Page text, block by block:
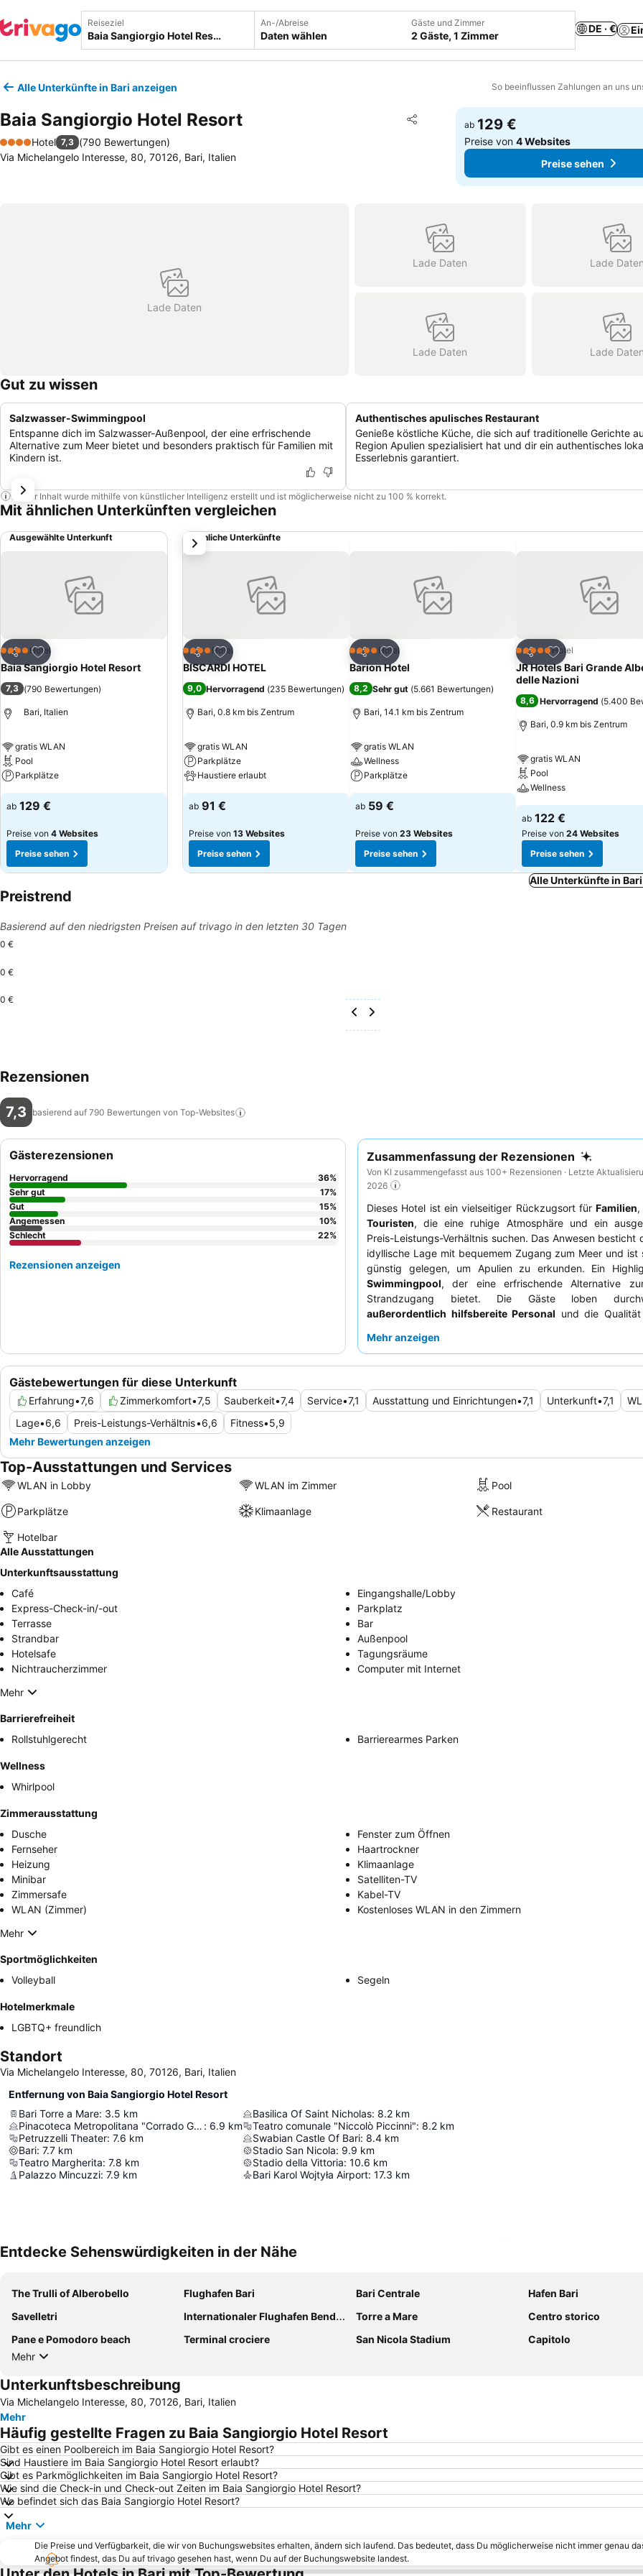
Reiseziel An-/Abreise
Daten wählen
Gäste und Zimmer
2 Gäste, 1 Zimmer
DE · €
Alle Unterkünfte in Bari anzeigen So beeinflussen Zahlungen an uns
Baia Sangiorgio Hotel Resort Teilen
Zu Favoriten hinzufügen
4 Sterne
Hotel 7,3 (790 Bewertungen)
Via Michelangelo Interesse, 80, 70126, Bari, Italien
ab 129 €
Preise von4 Websites
Preise sehen
Lade Daten
Lade Daten Lade Daten
Lade Daten Lade Daten
Gut zu wissen
Salzwasser-Swimmingpool
Entspanne dich im Salzwasser-Außenpool, der eine erfrischende
Alternative zum Meer bietet und besonders praktisch für Familien mit
Kindern ist.
Authentisches apulisches Restaurant
Genieße köstliche Küche, die sich auf traditionelle Gerichte
Region Apulien spezialisiert hat und dir ein authentisches
Esserlebnis garantiert.
Dieser Inhalt wurde mithilfe von künstlicher Intelligenz erstellt und ist möglicherweise nicht zu 100 % korrekt.
Mit ähnlichen Unterkünften vergleichen
Ausgewählte Unterkunft
Teilen
Zu Favoriten hinzufügen
4 SterneHotel
Baia Sangiorgio Hotel Resort
7,3 (790 Bewertungen)
Bari, Italien
gratis WLAN
Pool
Parkplätze
ab 129 €
Preise von 4 Websites
Preise sehen
Ähnliche Unterkünfte
Teilen
Zu Favoriten hinzufügen
4 SterneHotel
BISCARDI HOTEL
9,0 Hervorragend (235 Bewertungen)
Bari, 0.8 km bis Zentrum
gratis WLAN
Parkplätze
Haustiere erlaubt
ab 91 €
Preise von 13 Websites
Preise sehen
Teilen
Zu Favoriten hinzufügen
4 SterneHotel
Barion Hotel
8,2 Sehr gut (5.661 Bewertungen)
Bari, 14.1 km bis Zentrum
gratis WLAN
Wellness
Parkplätze
ab 59 €
Preise von 23 Websites
Preise sehen
Teilen
Zu Favoriten
5 Sterne Hotel
JR Hotels Bari Grande
delle Nazioni
8,6 Hervorragend (5.400
Bari, 0.9 km bis Zentrum
gratis WLAN
Pool
Wellness
ab 122 €
Preise von 24 Websites
Preise sehen
weiter
Alle Unterkünfte in
Preistrend
Basierend auf den niedrigsten Preisen auf trivago in den letzten 30 Tagen
0 €
0 €
0 €
Rezensionen
7,3 basierend auf 790 Bewertungen von Top-Websites
Zusammenfassung der Rezensionen
Von KI zusammengefasst aus 100+ Rezensionen · Letzte
2026
Dieses Hotel ist ein vielseitiger Rückzugsort fürFamilien,
Touristen, die eine ruhige Atmosphäre und ein
Preis-Leistungs-Verhältnis suchen. Das Anwesen besticht
idyllische Lage mit bequemem Zugang zum Meer und ist
günstig gelegen, um Apulien zu erkunden. Ein
Swimmingpool, der eine erfrischende Alternative
Strandzugang bietet. Die Gäste loben
außerordentlich hilfsbereite Personal und die
es sich, ein Zimmer mit maritimem Dekor anzufragen.
Mehr anzeigen
Gästebewertungen für diese Unterkunft
Erfahrung•7,6 Zimmerkomfort•7,5 Sauberkeit•7,4 Service•7,1 Ausstattung und Einrichtungen•7,1 Unterkunft•7,1
Lage•6,6 Preis-Leistungs-Verhältnis•6,6 Fitness•5,9
Mehr Bewertungen anzeigen
Gästerezensionen
Hervorragend 36%
Sehr gut
17%
Gut
15%
Angemessen
10%
Schlecht
22%
Rezensionen anzeigen
Top-Ausstattungen und Services
WLAN in Lobby WLAN im Zimmer Pool
Parkplätze Klimaanlage Restaurant
Hotelbar
Alle Ausstattungen
Unterkunftsausstattung
Café
Eingangshalle/Lobby
Express-Check-in/-out
Parkplatz
Terrasse
Bar
Strandbar
Außenpool
Hotelsafe
Tagungsräume
Nichtraucherzimmer
Computer mit Internet
Mehr
Barrierefreiheit
Rollstuhlgerecht
Barrierearmes Parken
Wellness
Whirlpool
Zimmerausstattung
Dusche
Fenster zum Öffnen
Fernseher
Haartrockner
Heizung
Klimaanlage
Minibar
Satelliten-TV
Zimmersafe
Kabel-TV
WLAN (Zimmer)
Kostenloses WLAN in den Zimmern
Mehr
Sportmöglichkeiten
Volleyball
Segeln
Hotelmerkmale
LGBTQ+ freundlich
Standort
Via Michelangelo Interesse, 80, 70126, Bari, Italien
Entfernung von Baia Sangiorgio Hotel Resort
Bari Torre a Mare: 3.5 km
Pinacoteca Metropolitana "Corrado Giaquinto" : 6.9 km
Petruzzelli Theater: 7.6 km
Bari: 7.7 km
Teatro Margherita: 7.8 km
Palazzo Mincuzzi: 7.9 km
Basilica Of Saint Nicholas: 8.2 km
Teatro comunale "Niccolò Piccinni": 8.2 km
Swabian Castle Of Bari: 8.4 km
Stadio San Nicola: 9.9 km
Stadio della Vittoria: 10.6 km
Bari Karol Wojtyła Airport: 17.3 km
Entdecke Sehenswürdigkeiten in der Nähe
The Trulli of Alberobello Flughafen Bari Bari Centrale
Hafen Bari
Savelletri
Internationaler Flughafen Bender Qassim Torre a Mare
Centro storico
Pane e Pomodoro beach
Terminal crociere San Nicola Stadium
Capitolo
Mehr
Unterkunftsbeschreibung
Via Michelangelo Interesse, 80, 70126, Bari, Italien
Mehr
Häufig gestellte Fragen zu Baia Sangiorgio Hotel Resort
Gibt es einen Poolbereich im Baia Sangiorgio Hotel Resort?
Sind Haustiere im Baia Sangiorgio Hotel Resort erlaubt?
Gibt es Parkmöglichkeiten im Baia Sangiorgio Hotel Resort?
Wie sind die Check-in und Check-out Zeiten im Baia Sangiorgio Hotel Resort?
Wo befindet sich das Baia Sangiorgio Hotel Resort?
Mehr
Die Preise und Verfügbarkeit, die wir von Buchungswebsites erhalten, ändern sich laufend. Das bedeutet, dass Du möglicherweise nicht immer genau
Angebot findest, das Du auf trivago gesehen hast, wenn Du auf der Buchungswebsite landest.